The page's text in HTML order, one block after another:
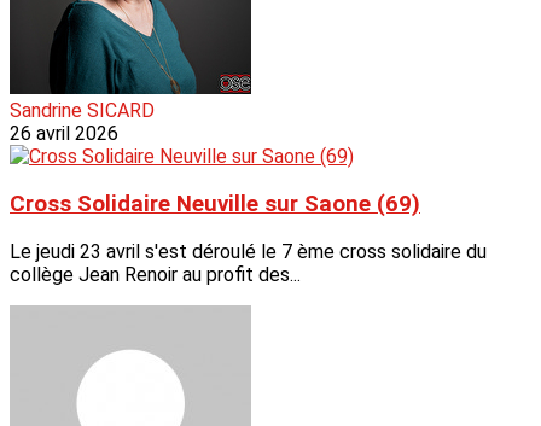
Sandrine SICARD
26 avril 2026
Cross Solidaire Neuville sur Saone (69)
Le jeudi 23 avril s'est déroulé le 7 ème cross solidaire du
collège Jean Renoir au profit des...